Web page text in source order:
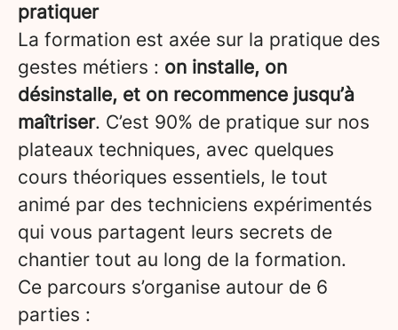
pratiquer
La formation est axée sur la pratique des
gestes métiers : on installe, on
désinstalle, et on recommence jusqu’à
maîtriser. C’est 90% de pratique sur nos
plateaux techniques, avec quelques
cours théoriques essentiels, le tout
animé par des techniciens expérimentés
qui vous partagent leurs secrets de
chantier tout au long de la formation.
Ce parcours s’organise autour de 6
parties :